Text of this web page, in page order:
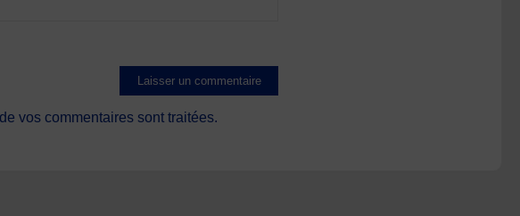
vos commentaires sont traitées.